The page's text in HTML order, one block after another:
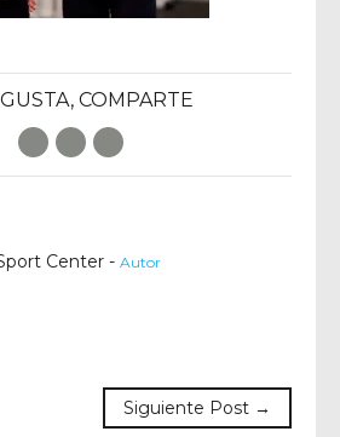
COMPARTE
Facebook
TwitterE-Mail
Center - Autor
Siguiente Post →